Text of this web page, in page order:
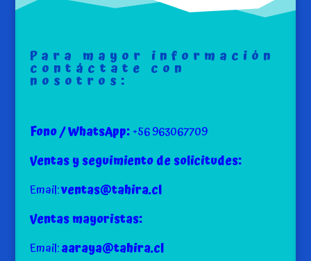
Para mayor información
contáctate con
nosotros:
Fono / WhatsApp:+56 963067709
Ventas y seguimiento de solicitudes:
Email:ventas@tahira.cl
Ventas mayoristas:
Email:aaraya@tahira.cl